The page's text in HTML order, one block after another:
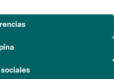
sociales